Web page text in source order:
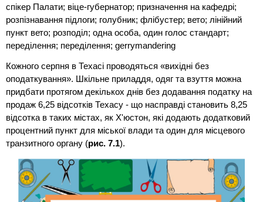
спікер Палати; віце-губернатор; призначення на кафедрі;
розпізнавання підлоги; голубник; флібустер; вето; лінійний
пункт вето; розподіл; одна особа, один голос стандарт;
переділення; переділення; gerrymandering
Кожного серпня в Техасі проводяться «вихідні без
оподаткування». Шкільне приладдя, одяг та взуття можна
придбати протягом декількох днів без додавання податку на
продаж 6,25 відсотків Техасу - що насправді становить 8,25
відсотка в таких містах, як Х'юстон, які додають додатковий
процентний пункт для міської влади та один для місцевого
транзитного органу (рис. 7.1).